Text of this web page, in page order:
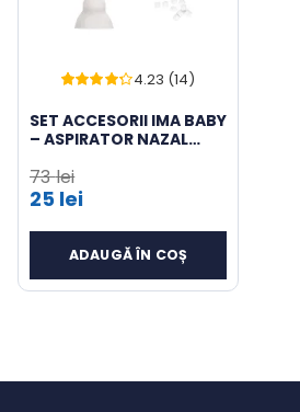
Contacteaza-ne
Hub electrocasnice
Manual de instructiuni
Blog
la 4.23din
5 pe baza a
evaluări
clienți
4.23 (14)
SET ACCESORII IMA BABY
– ASPIRATOR NAZAL
SILICON, BURETEI,
RECIPIENT
73lei
Prețul
inițial
a
25 lei
Prețul
curent
este:
ADAUGĂ ÎN COȘ